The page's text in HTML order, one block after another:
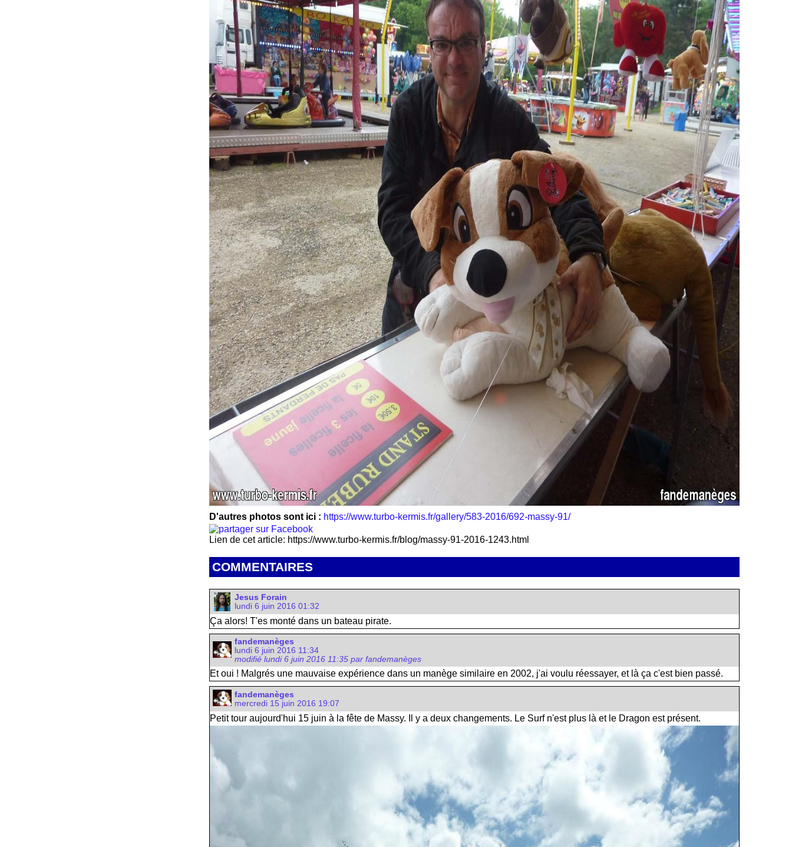
D'autres photos sont ici : https://www.turbo-kermis.fr/gallery/583-2016/692-massy-91/
Lien de cet article: https://www.turbo-kermis.fr/blog/massy-91-2016-1243.html
COMMENTAIRES
Jesus Forain
lundi 6 juin 2016 01:32
Ça alors! T'es monté dans un bateau pirate.
fandemanèges
lundi 6 juin 2016 11:34
modifié lundi 6 juin 2016 11:35 par fandemanèges
Et oui ! Malgrés une mauvaise expérience dans un manège similaire en 2002, j'ai voulu réessayer, et là ça c'est bien passé.
fandemanèges
mercredi 15 juin 2016 19:07
Petit tour aujourd'hui 15 juin à la fête de Massy. Il y a deux changements. Le Surf n'est plus là et le Dragon est présent.